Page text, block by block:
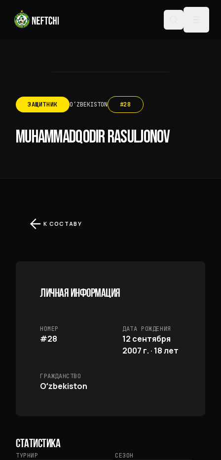
ЗАЩИТНИК OʻZBEKISTON #28
MUHAMMADQODIR RASULJONOV
К СОСТАВУ
ЛИЧНАЯ ИНФОРМАЦИЯ
НОМЕР
#28
ДАТА РОЖДЕНИЯ
12 сентября
2007 г. · 18 лет
ГРАЖДАНСТВО
Oʻzbekiston
СТАТИСТИКА
ТУРНИР СЕЗОН